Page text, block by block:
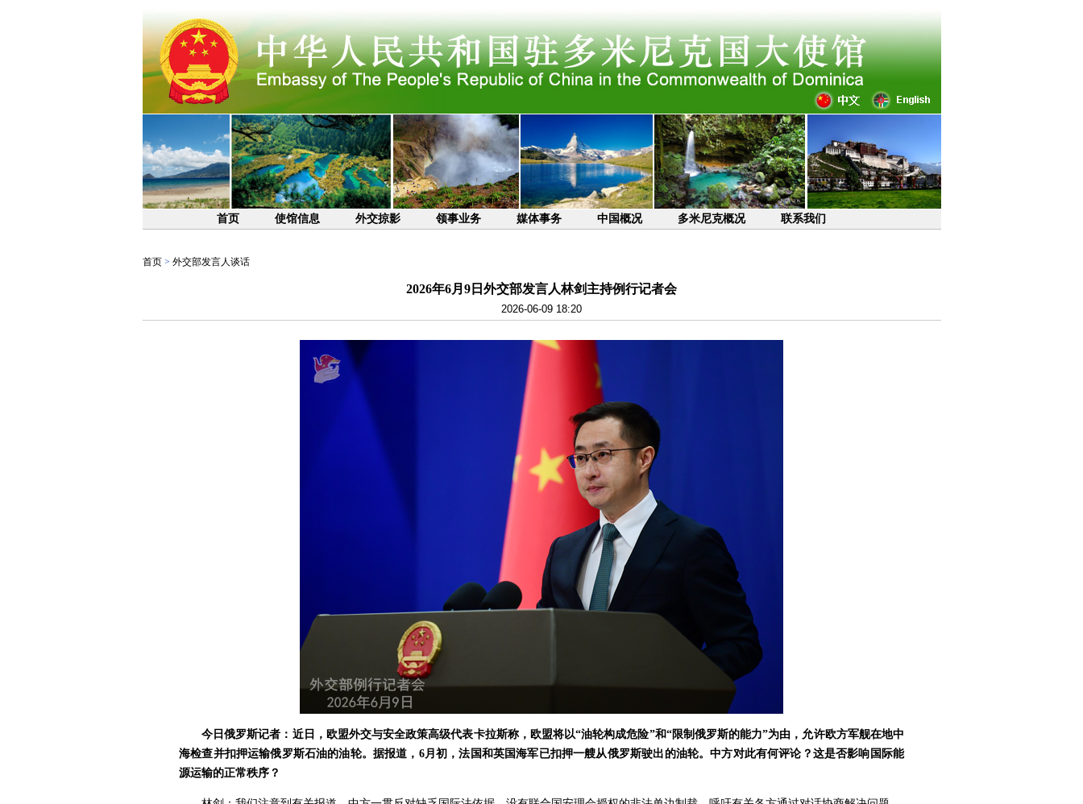
首页 使馆信息 外交掠影 领事业务 媒体事务 中国概况 多米尼克概况 联系我们
首页> 外交部发言人谈话
2026年6月9日外交部发言人林剑主持例行记者会
2026-06-09 18:20
今日俄罗斯记者：近日，欧盟外交与安全政策高级代表卡拉斯称，欧盟将以“油轮构成危险”和“限制俄罗斯的能力”为由，允许欧方军舰在地中
海检查并扣押运输俄罗斯石油的油轮。据报道，6月初，法国和英国海军已扣押一艘从俄罗斯驶出的油轮。中方对此有何评论？这是否影响国际能
源运输的正常秩序？